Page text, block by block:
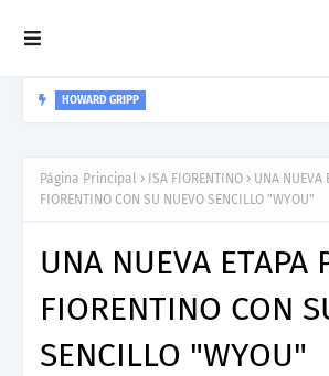
HOWARD GRIPP
Página Principal ISA FIORENTINO
UNA NUEVA
FIORENTINO CON SU NUEVO SENCILLO "WYOU"
UNA NUEVA ETAPA
FIORENTINO CON
SENCILLO "WYOU"